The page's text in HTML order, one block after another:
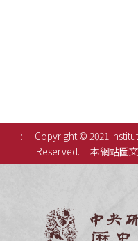
:::
Copyright © 2021
Reserved.
本網站圖